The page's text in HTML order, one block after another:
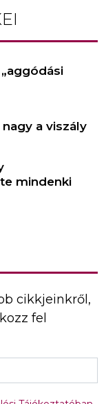
a viszály
mindenki
cikkjeinkről,
fel